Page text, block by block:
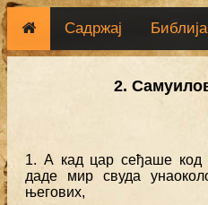
Садржај Библија
2.
1. А кад цар сеђаше код
даде мир свуда
његових,